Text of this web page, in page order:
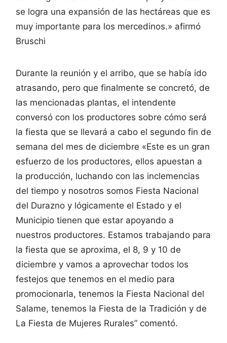
se logra una expansión de las hectáreas que es
muy importante para los mercedinos.» afirmó
Bruschi
Durante la reunión y el arribo, que se había ido
atrasando, pero que finalmente se concretó, de
las mencionadas plantas, el intendente
conversó con los productores sobre cómo será
la fiesta que se llevará a cabo el segundo fin de
semana del mes de diciembre «Este es un gran
esfuerzo de los productores, ellos apuestan a
la producción, luchando con las inclemencias
del tiempo y nosotros somos Fiesta Nacional
del Durazno y lógicamente el Estado y el
Municipio tienen que estar apoyando a
nuestros productores. Estamos trabajando para
la fiesta que se aproxima, el 8, 9 y 10 de
diciembre y vamos a aprovechar todos los
festejos que tenemos en el medio para
promocionarla, tenemos la Fiesta Nacional del
Salame, tenemos la Fiesta de la Tradición y de
La Fiesta de Mujeres Rurales” comentó.